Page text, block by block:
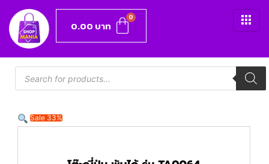
0.00 บาท
Sale 33%